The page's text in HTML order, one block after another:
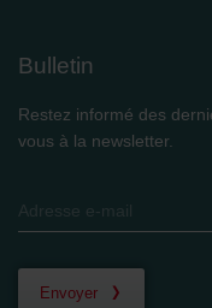
Bulletin
Restez informé des
vous à la newsletter.
Envoyer